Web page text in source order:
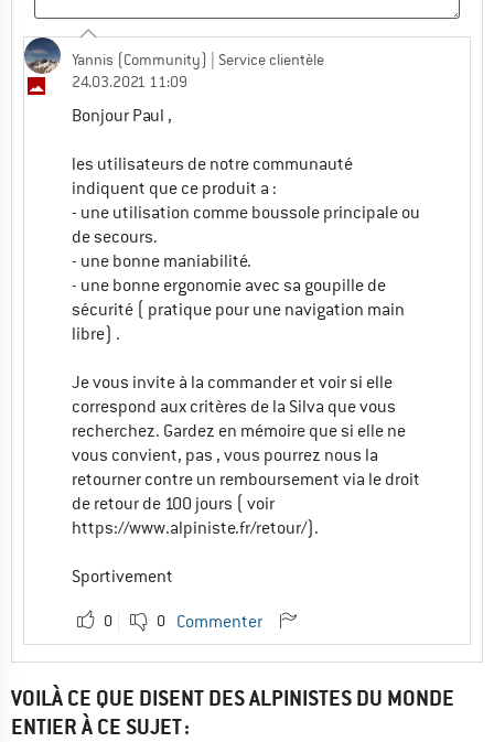
Yannis (Community)
| Service clientèle
24.03.2021 11:09
Bonjour Paul ,
les utilisateurs de notre communauté
indiquent que ce produit a :
- une utilisation comme boussole principale ou
de secours.
- une bonne maniabilité.
- une bonne ergonomie avec sa goupille de
sécurité ( pratique pour une navigation main
libre) .
Je vous invite à la commander et voir si elle
correspond aux critères de la Silva que vous
recherchez. Gardez en mémoire que si elle ne
vous convient, pas , vous pourrez nous la
retourner contre un remboursement via le droit
de retour de 100 jours ( voir
https://www.alpiniste.fr/retour/).
Sportivement
0 0 Commenter
VOILÀ CE QUE DISENT DES ALPINISTES DU MONDE
ENTIER À CE SUJET :